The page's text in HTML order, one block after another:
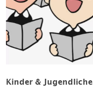
Kinder & Jugendliche